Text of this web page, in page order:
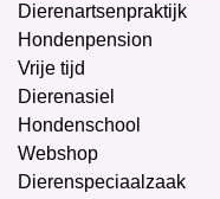
Dierenartsenpraktijk
Hondenpension
Vrije tijd
Dierenasiel
Hondenschool
Webshop
Dierenspeciaalzaak